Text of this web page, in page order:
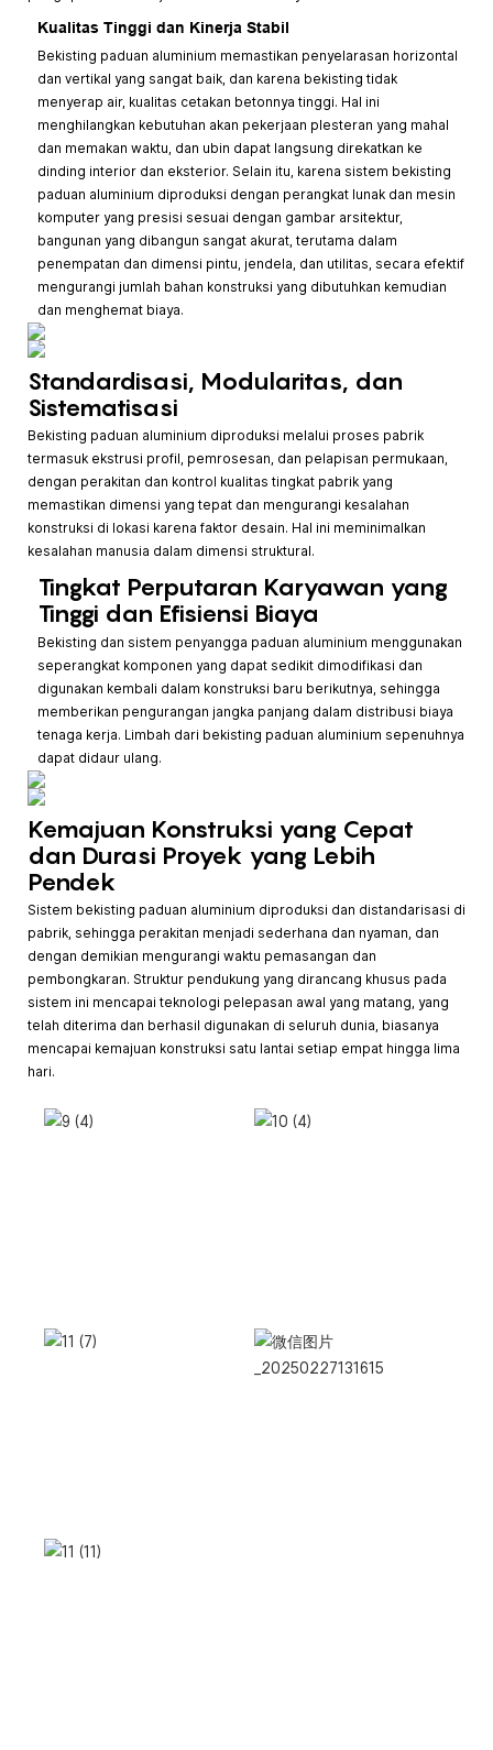
Kualitas Tinggi dan Kinerja Stabil
Bekisting paduan aluminium memastikan penyelarasan horizontal
dan vertikal yang sangat baik, dan karena bekisting tidak
menyerap air, kualitas cetakan betonnya tinggi. Hal ini
menghilangkan kebutuhan akan pekerjaan plesteran yang mahal
dan memakan waktu, dan ubin dapat langsung direkatkan ke
dinding interior dan eksterior. Selain itu, karena sistem bekisting
paduan aluminium diproduksi dengan perangkat lunak dan mesin
komputer yang presisi sesuai dengan gambar arsitektur,
bangunan yang dibangun sangat akurat, terutama dalam
penempatan dan dimensi pintu, jendela, dan utilitas, secara efektif
mengurangi jumlah bahan konstruksi yang dibutuhkan kemudian
dan menghemat biaya.
Standardisasi, Modularitas, dan
Sistematisasi
Bekisting paduan aluminium diproduksi melalui proses pabrik
termasuk ekstrusi profil, pemrosesan, dan pelapisan permukaan,
dengan perakitan dan kontrol kualitas tingkat pabrik yang
memastikan dimensi yang tepat dan mengurangi kesalahan
konstruksi di lokasi karena faktor desain. Hal ini meminimalkan
kesalahan manusia dalam dimensi struktural.
Tingkat Perputaran Karyawan yang
Tinggi dan Efisiensi Biaya
Bekisting dan sistem penyangga paduan aluminium menggunakan
seperangkat komponen yang dapat sedikit dimodifikasi dan
digunakan kembali dalam konstruksi baru berikutnya, sehingga
memberikan pengurangan jangka panjang dalam distribusi biaya
tenaga kerja. Limbah dari bekisting paduan aluminium sepenuhnya
dapat didaur ulang.
Kemajuan Konstruksi yang Cepat
dan Durasi Proyek yang Lebih
Pendek
Sistem bekisting paduan aluminium diproduksi dan distandarisasi di
pabrik, sehingga perakitan menjadi sederhana dan nyaman, dan
dengan demikian mengurangi waktu pemasangan dan
pembongkaran. Struktur pendukung yang dirancang khusus pada
sistem ini mencapai teknologi pelepasan awal yang matang, yang
telah diterima dan berhasil digunakan di seluruh dunia, biasanya
mencapai kemajuan konstruksi satu lantai setiap empat hingga lima
hari.